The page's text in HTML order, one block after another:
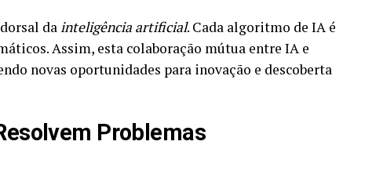
dainteligência artificial. Cada algoritmo de IA é
Assim, esta colaboração mútua entre IA e
novas oportunidades para inovação e descoberta
Problemas